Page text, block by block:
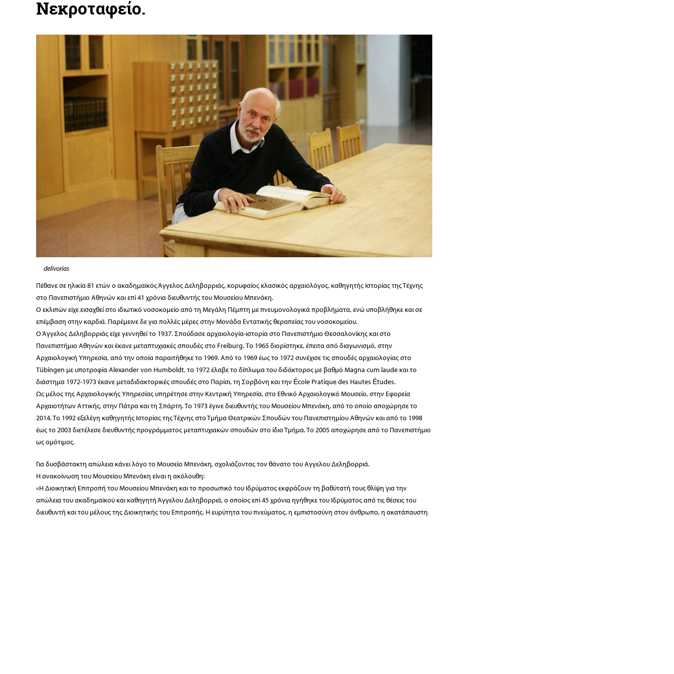
Νεκροταφείο.
delivorias
Πέθανε σε ηλικία 81 ετών ο ακαδημαϊκός Άγγελος Δεληβορριάς, κορυφαίος κλασικός αρχαιολόγος, καθηγητής Ιστορίας της Τέχνης
στο Πανεπιστήμιο Αθηνών και επί 41 χρόνια διευθυντής του Μουσείου Μπενάκη.
Ο εκλιπών είχε εισαχθεί στο ιδιωτικό νοσοκομείο από τη Μεγάλη Πέμπτη με πνευμονολογικά προβλήματα, ενώ υποβλήθηκε και σε
επέμβαση στην καρδιά. Παρέμεινε δε για πολλές μέρες στην Μονάδα Εντατικής θεραπείας του νοσοκομείου.
Ο Άγγελος Δεληβορριάς είχε γεννηθεί το 1937. Σπούδασε αρχαιολογία-ιστορία στο Πανεπιστήμιο Θεσσαλονίκης και στο
Πανεπιστήμιο Αθηνών και έκανε μεταπτυχιακές σπουδές στο Freiburg. Το 1965 διορίστηκε, έπειτα από διαγωνισμό, στην
Αρχαιολογική Υπηρεσία, από την οποία παραιτήθηκε το 1969. Από το 1969 έως το 1972 συνέχισε τις σπουδές αρχαιολογίας στο
Tübingen με υποτροφία Alexander von Humboldt, το 1972 έλαβε το δίπλωμα του διδάκτορος με βαθμό Magna cum laude και το
διάστημα 1972-1973 έκανε μεταδιδακτορικές σπουδές στο Παρίσι, τη Σορβόνη και την École Pratique des Hautes Études.
Ως μέλος της Αρχαιολογικής Υπηρεσίας υπηρέτησε στην Κεντρική Υπηρεσία, στο Εθνικό Αρχαιολογικό Μουσείο, στην Εφορεία
Αρχαιοτήτων Αττικής, στην Πάτρα και τη Σπάρτη. Το 1973 έγινε διευθυντής του Μουσείου Μπενάκη, από το οποίο αποχώρησε το
2014. Το 1992 εξελέγη καθηγητής Ιστορίας της Τέχνης στο Τμήμα Θεατρικών Σπουδών του Πανεπιστημίου Αθηνών και από το 1998
έως το 2003 διετέλεσε διευθυντής προγράμματος μεταπτυχιακών σπουδών στο ίδιο Τμήμα. Το 2005 αποχώρησε από το Πανεπιστήμιο
ως ομότιμος.
Για δυσβάστακτη απώλεια κάνει λόγο το Μουσείο Μπενάκη, σχολιάζοντας τον θάνατο του Aγγελου Δεληβορριά.
Η ανακοίνωση του Μουσείου Μπενάκη είναι η ακόλουθη:
«Η Διοικητική Επιτροπή του Μουσείου Μπενάκη και το προσωπικό του Ιδρύματος εκφράζουν τη βαθύτατή τους θλίψη για την
απώλεια του ακαδημαϊκού και καθηγητή Άγγελου Δεληβορριά, ο οποίος επί 45 χρόνια ηγήθηκε του Ιδρύματος από τις θέσεις του
διευθυντή και του μέλους της Διοικητικής του Επιτροπής. Η ευρύτητα του πνεύματος, η εμπιστοσύνη στον άνθρωπο, η ακατάπαυστη